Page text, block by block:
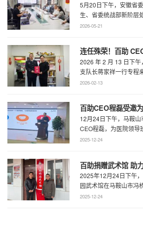
导新阶层人士工作
5月20日下午，安徽省
生、省委统战部新阶层
走访调研，马鞍山市委
2026-05-21
连任殊荣！百助
公安厅党风政风警
2026 年 2 月 13 日下
支队长蒋家祥一行专程
磊现场颁发安徽省公安厅
2026-02-13
百助CEO程磊受邀
专题演讲 共绘“超
12月24日下午，马鞍
CEO程磊，为医院领导
了一场题为《预见趋势
2025-12-24
百助捐赠武术馆 助
2025年12月24日下午
园武术馆在马鞍山市冯
育局王鹏处长、花山区
2025-12-24